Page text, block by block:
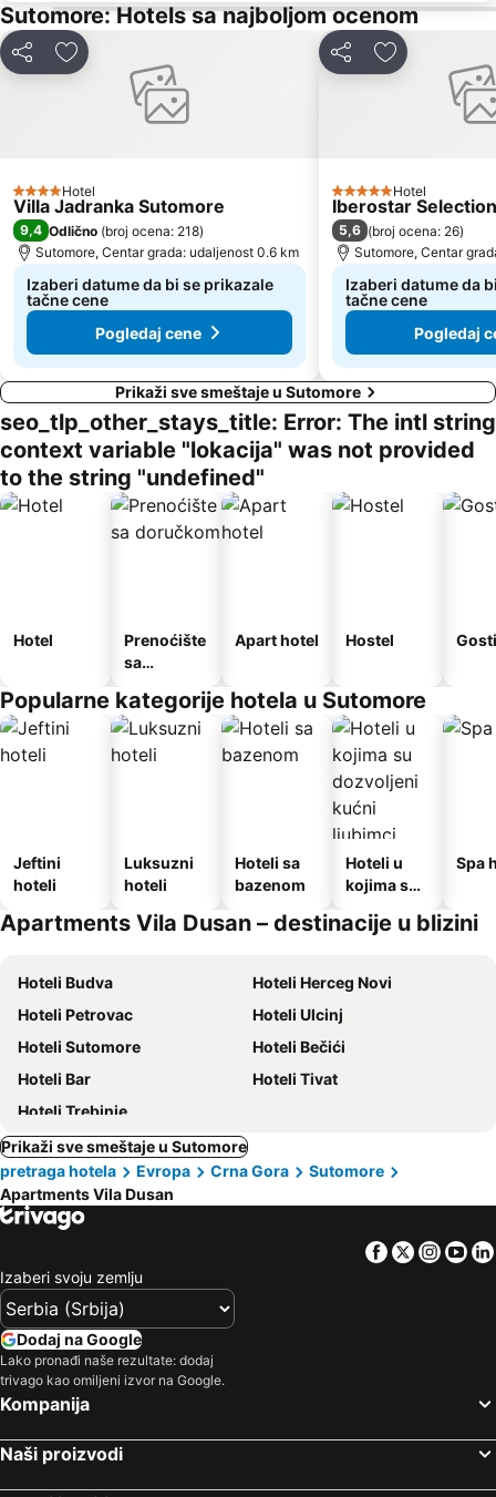
Veliki Pijesak
Petrovacka Obala
Plaža Miločer
Drobni pijesak
Lepetane
Stari Grad
Aerodrom Podgorica
Almara Beach
Mojito
Luka Bar
Skadarsko jezero - Schkodra
Sutomore: Hotels sa najboljom ocenom
Deli Dodati u favorite
4 Zvezdice
Hotel
Villa Jadranka Sutomore
9,4 Odlično (broj ocena: 218)
Sutomore, Centar grada: udaljenost 0.6 km
Izaberi datume da bi se prikazale
tačne cene
Pogledaj cene
Deli Dodati u
5 Zvezdice
Hotel
Iberostar
5,6 (broj ocena: 26)
Sutomore, Centar
Izaberi datume da
tačne cene
Pogledaj
Prikaži sve smeštaje u Sutomore
seo_tlp_other_stays_title: Error: The intl string
context variable "lokacija" was not provided
to the string "undefined"
Hotel
Prenoćište
sa
Apart hotel Hostel
Popularne kategorije hotela u Sutomore
Jeftini
hoteli
Luksuzni
hoteli
Hoteli sa
bazenom
Hoteli u
kojima su
kućni
Spa
Apartments Vila Dusan – destinacije u blizini
Hoteli Budva
Hoteli Herceg Novi
Hoteli Petrovac
Hoteli Ulcinj
Hoteli Sutomore
Hoteli Bečići
Hoteli Bar
Hoteli Tivat
Hoteli Trebinje
Prikaži sve smeštaje u Sutomore
pretraga hotela
Evropa Crna Gora
Sutomore
Apartments Vila Dusan
Facebook
Twitter
Izaberi svoju zemlju
Dodaj na Google
Lako pronađi naše rezultate: dodaj
trivago kao omiljeni izvor na Google.
Kompanija
Naši proizvodi